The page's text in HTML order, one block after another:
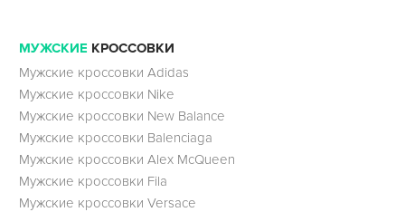
МУЖСКИЕ КРОССОВКИ
Мужские кроссовки Adidas
Мужские кроссовки Nike
Мужские кроссовки New Balance
Мужские кроссовки Balenciaga
Мужские кроссовки Alex McQueen
Мужские кроссовки Fila
Мужские кроссовки Versace